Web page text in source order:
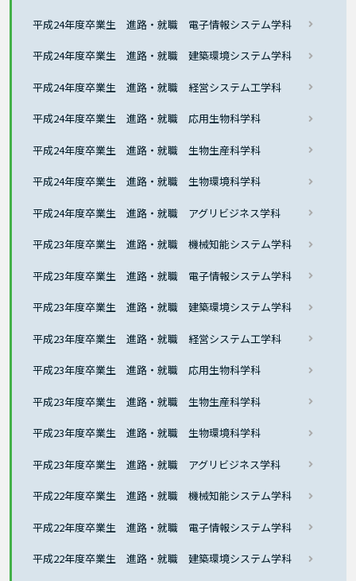
平成24年度卒業生 進路・就職 電子情報システム学科
平成24年度卒業生 進路・就職 建築環境システム学科
平成24年度卒業生 進路・就職 経営システム工学科
平成24年度卒業生 進路・就職 応用生物科学科
平成24年度卒業生 進路・就職 生物生産科学科
平成24年度卒業生 進路・就職 生物環境科学科
平成24年度卒業生 進路・就職 アグリビジネス学科
平成23年度卒業生 進路・就職 機械知能システム学科
平成23年度卒業生 進路・就職 電子情報システム学科
平成23年度卒業生 進路・就職 建築環境システム学科
平成23年度卒業生 進路・就職 経営システム工学科
平成23年度卒業生 進路・就職 応用生物科学科
平成23年度卒業生 進路・就職 生物生産科学科
平成23年度卒業生 進路・就職 生物環境科学科
平成23年度卒業生 進路・就職 アグリビジネス学科
平成22年度卒業生 進路・就職 機械知能システム学科
平成22年度卒業生 進路・就職 電子情報システム学科
平成22年度卒業生 進路・就職 建築環境システム学科